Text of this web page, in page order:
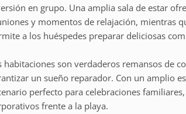
en grupo. Una amplia sala de estar
y momentos de relajación, mientras
a los huéspedes preparar deliciosas
habitaciones son verdaderos remansos de
un sueño reparador. Con un amplio
perfecto para celebraciones
frente a la playa.